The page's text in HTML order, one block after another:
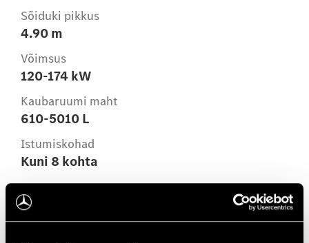
Sõiduki pikkus
4.90 m
Võimsus
120-174 kW
Kaubaruumi maht
610-5010 L
Istumiskohad
Kuni 8 kohta